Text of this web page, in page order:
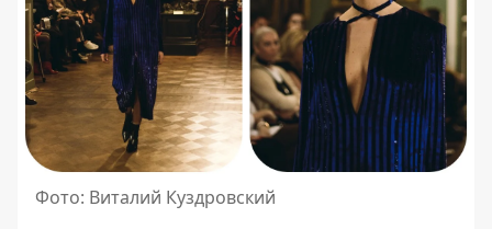
Фото: Виталий Куздровский